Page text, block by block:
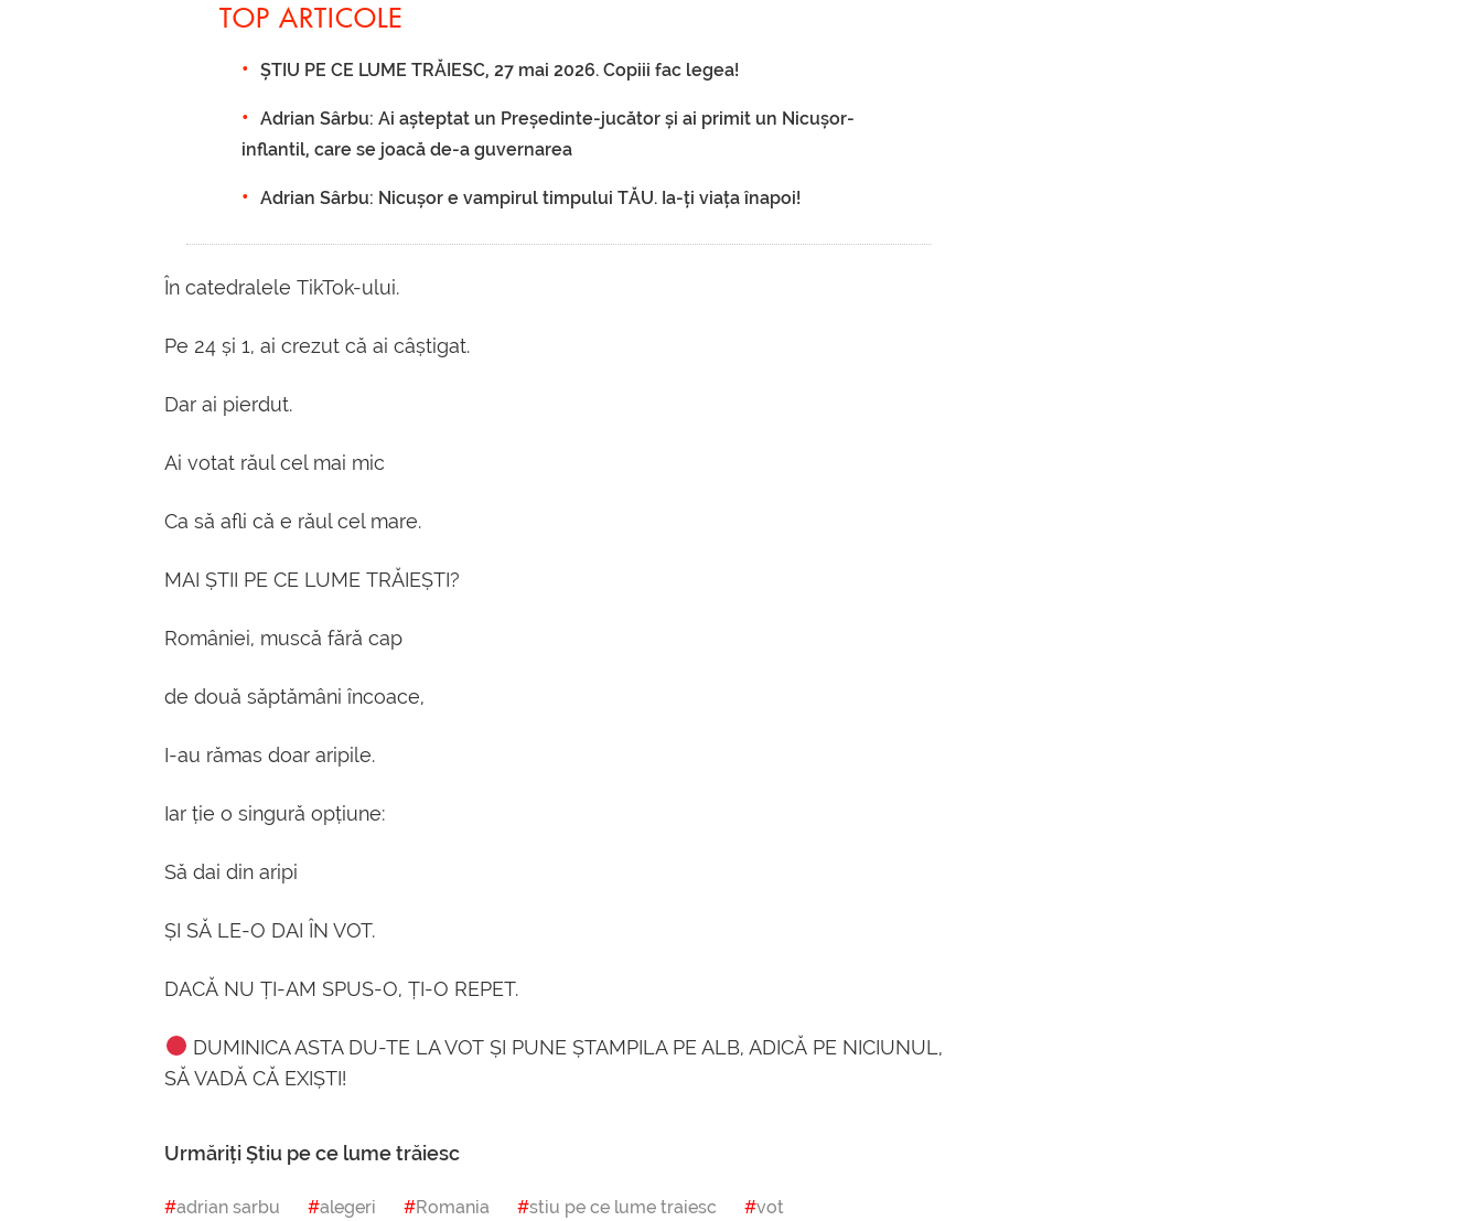
TOP ARTICOLE
ȘTIU PE CE LUME TRĂIESC, 27 mai 2026. Copiii fac legea!
Adrian Sârbu: Ai așteptat un Președinte-jucător și ai primit un Nicușor-
inflantil, care se joacă de-a guvernarea
Adrian Sârbu: Nicușor e vampirul timpului TĂU. Ia-ți viața înapoi!
În catedralele TikTok-ului.
Pe 24 și 1, ai crezut că ai câștigat.
Dar ai pierdut.
Ai votat răul cel mai mic
Ca să afli că e răul cel mare.
MAI ȘTII PE CE LUME TRĂIEȘTI?
României, muscă fără cap
de două săptămâni încoace,
I-au rămas doar aripile.
Iar ție o singură opțiune:
Să dai din aripi
ȘI SĂ LE-O DAI ÎN VOT.
DACĂ NU ȚI-AM SPUS-O, ȚI-O REPET.
DUMINICA ASTA DU-TE LA VOT ȘI PUNE ȘTAMPILA PE ALB, ADICĂ PE NICIUNUL,
SĂ VADĂ CĂ EXIȘTI!
Urmăriți Știu pe ce lume trăiesc
adrian sarbu alegeri Romania stiu pe ce lume traiesc vot